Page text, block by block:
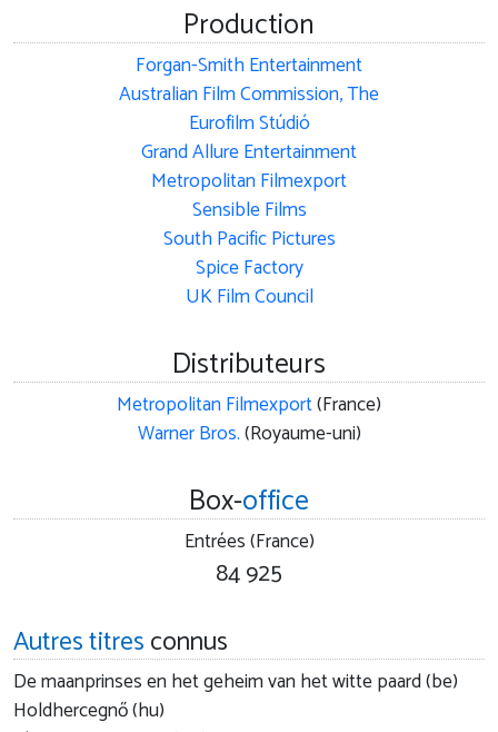
Production
Forgan-Smith Entertainment
Australian Film Commission, The
Eurofilm Stúdió
Grand Allure Entertainment
Metropolitan Filmexport
Sensible Films
South Pacific Pictures
Spice Factory
UK Film Council
Distributeurs
Metropolitan Filmexport(France)
Warner Bros.(Royaume-uni)
Box-office
Entrées (France)
84 925
Autres titresconnus
De maanprinses en het geheim van het witte paard (be)
Holdhercegnő (hu)